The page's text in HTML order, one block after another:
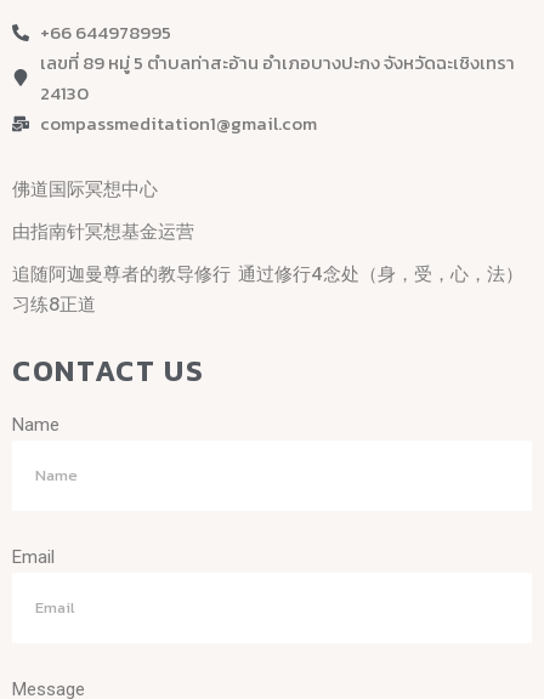
+66 644978995
เลขที่ 89 หมู่ 5 ตำบลท่าสะอ้าน อำเภอบางปะกง จังหวัดฉะเชิงเทรา
24130
compassmeditation1@gmail.com
佛道国际冥想中心
由指南针冥想基金运营
追随阿迦曼尊者的教导修行 通过修行4念处（身，受，心，法）
习练8正道
CONTACT US
Name
Email
Message